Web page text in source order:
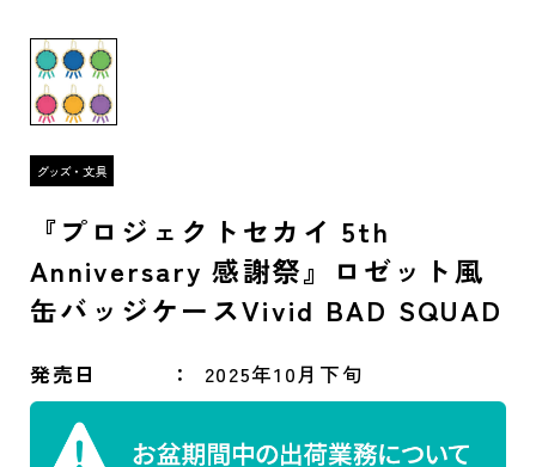
『プロジェクトセカイ 5th
Anniversary 感謝祭』ロゼット風
缶バッジケースVivid BAD SQUAD
発売日 2025年10月下旬